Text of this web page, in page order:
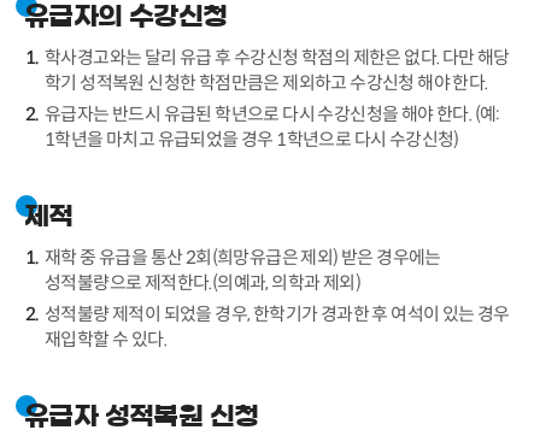
유급자의 수강신청
학사경고와는 달리 유급 후 수강신청 학점의 제한은 없다. 다만 해당
학기 성적복원 신청한 학점만큼은 제외하고 수강신청 해야 한다.
유급자는 반드시 유급된 학년으로 다시 수강신청을 해야 한다. (예:
1학년을 마치고 유급되었을 경우 1학년으로 다시 수강신청)
제적
재학 중 유급을 통산 2회(희망유급은 제외) 받은 경우에는
성적불량으로 제적한다.(의예과, 의학과 제외)
성적불량 제적이 되었을 경우, 한학기가 경과한 후 여석이 있는 경우
재입학할 수 있다.
유급자 성적복원 신청